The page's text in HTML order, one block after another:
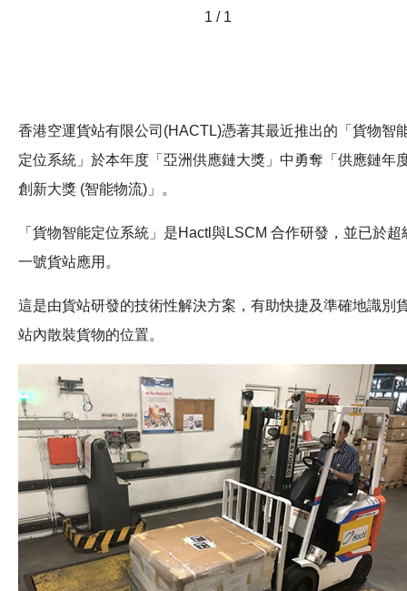
1 / 1
香港空運貨站有限公司(HACTL)憑著其最近推出的「貨物智
定位系統」於本年度「亞洲供應鏈大獎」中勇奪「供應鏈年
創新大獎 (智能物流)」。
「貨物智能定位系統」是Hactl與LSCM 合作研發，並已於超
一號貨站應用。
這是由貨站研發的技術性解決方案，有助快捷及準確地識別
站內散裝貨物的位置。